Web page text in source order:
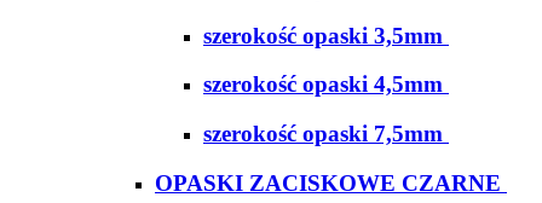
szerokość opaski 3,5mm
szerokość opaski 4,5mm
szerokość opaski 7,5mm
OPASKI ZACISKOWE CZARNE